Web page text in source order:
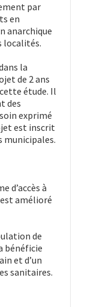
par
en
anarchique
localités.
la
de 2 ans
étude. Il
des
exprimé
est inscrit
municipales.
d’accès à
est amélioré
de
bénéficie
et d’un
sanitaires.